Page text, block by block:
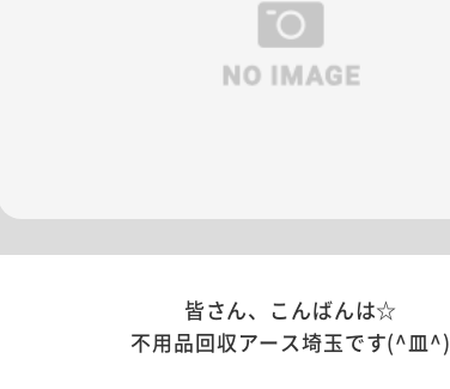
皆さん、こんばんは☆
不用品回収アース埼玉です(^皿^)